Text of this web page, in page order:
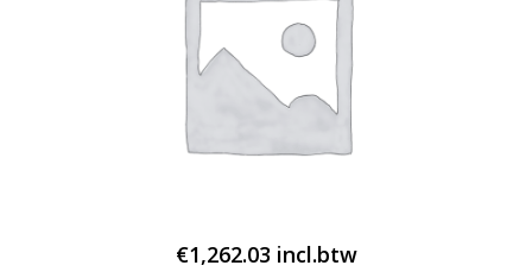
€1,262.03 incl.btw